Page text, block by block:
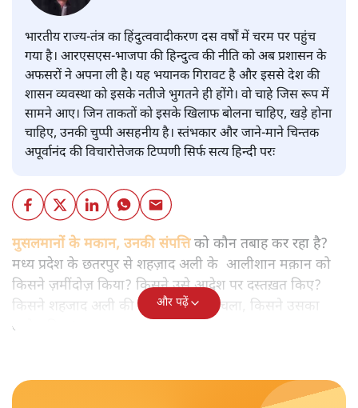
भारतीय राज्य-तंत्र का हिंदुत्ववादीकरण दस वर्षों में चरम पर पहुंच
गया है। आरएसएस-भाजपा की हिन्दुत्व की नीति को अब प्रशासन के
अफसरों ने अपना ली है। यह भयानक गिरावट है और इससे देश की
शासन व्यवस्था को इसके नतीजे भुगतने ही होंगे। वो चाहे जिस रूप में
सामने आए। जिन ताकतों को इसके खिलाफ बोलना चाहिए, खड़े होना
चाहिए, उनकी चुप्पी असहनीय है। स्तंभकार और जाने-माने चिन्तक
अपूर्वानंद की विचारोत्तेजक टिप्पणी सिर्फ सत्य हिन्दी परः
मुसलमानों के मकान, उनकी संपत्तिको कौन तबाह कर रहा है?
मध्य प्रदेश के छतरपुर से शहज़ाद अली के आलीशान मक़ान को
किसने ज़मींदोज़ किया? किसने उसे आदेश पर दस्तख़त किए?
किसने शहजाद अली की 3 गाड़ियों को कुचला, किसने उसका
आदेश दिया?
और पढ़ें